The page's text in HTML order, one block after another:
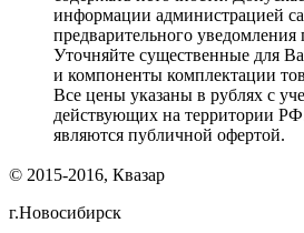
информации администрацией
предварительного уведомления
Уточняйте существенные для
и компоненты комплектации
Все цены указаны в рублях с
действующих на территории
являются публичной офертой.
© 2015-2016, Квазар
г.Новосибирск